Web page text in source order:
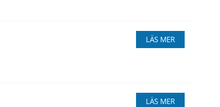
LÄS MER
LÄS MER